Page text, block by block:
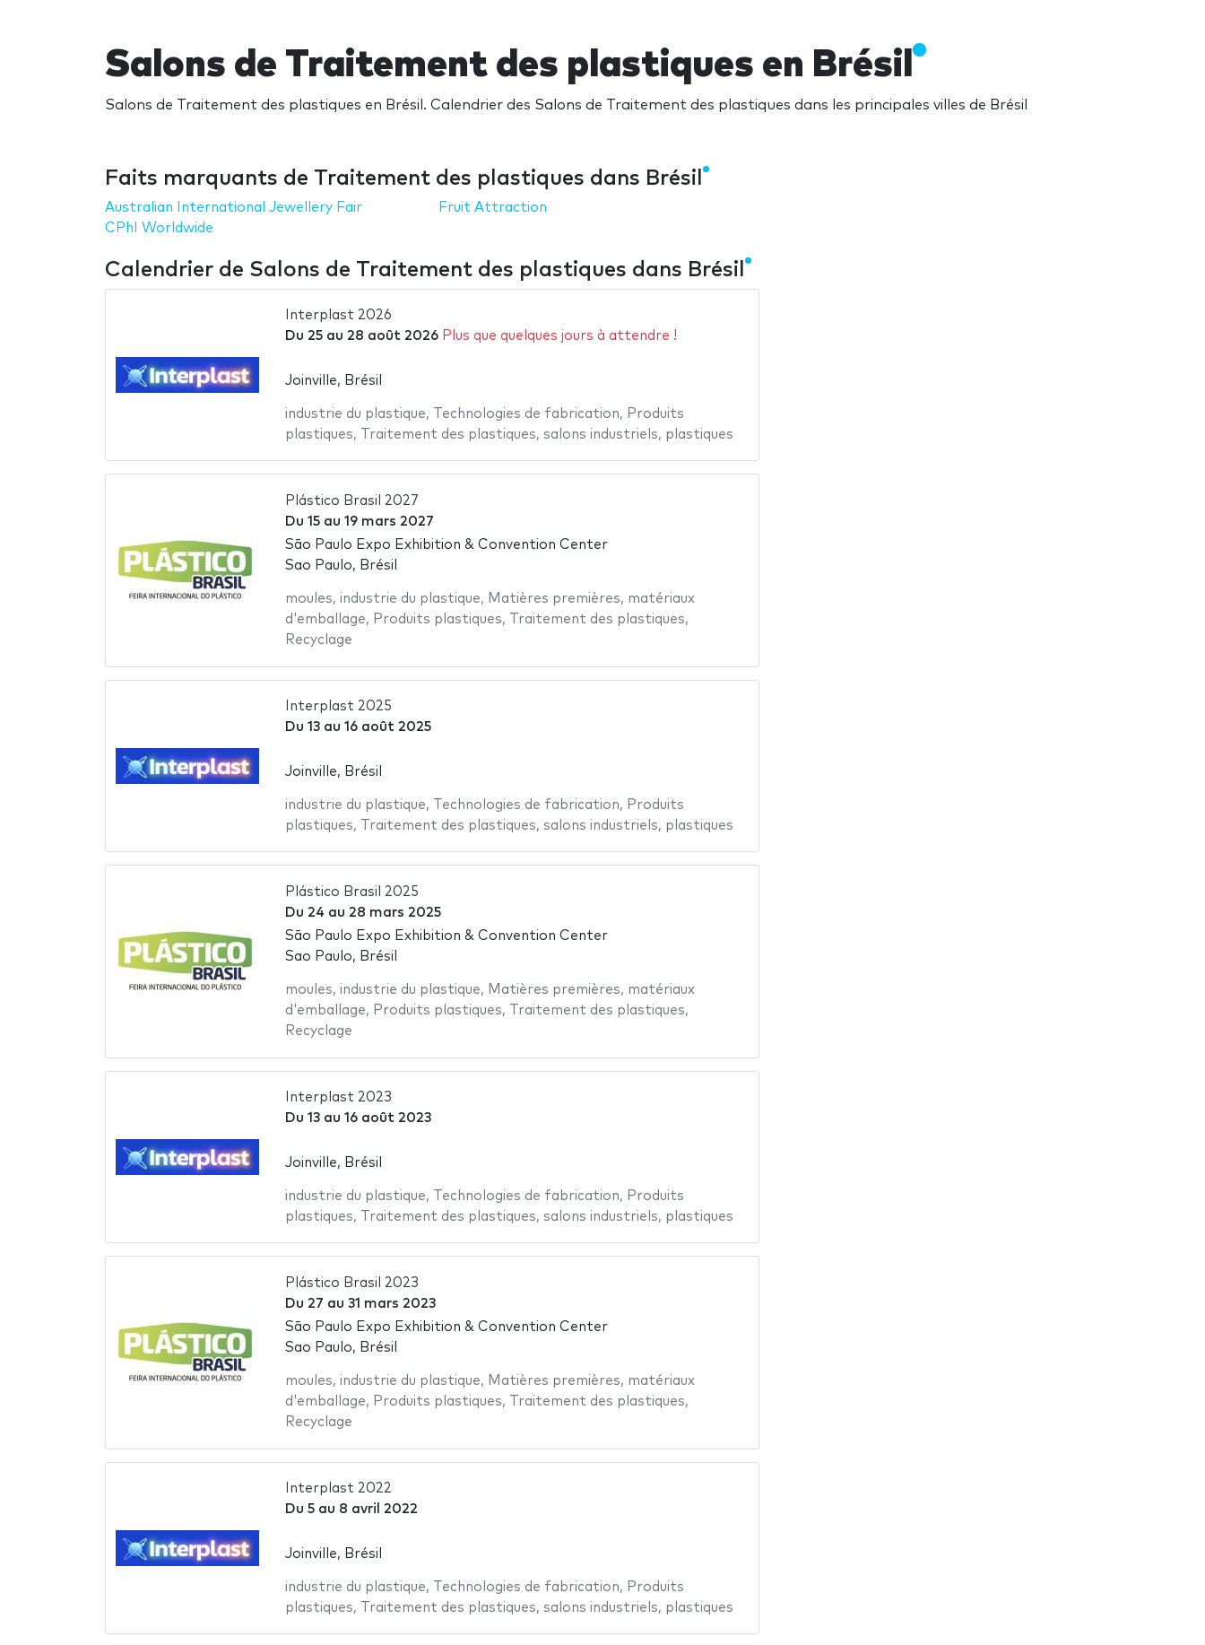
Salons de Traitement des plastiques en Brésil
Salons de Traitement des plastiques en Brésil. Calendrier des Salons de Traitement des plastiques dans les principales villes de Brésil
Faits marquants de Traitement des plastiques dans Brésil
Australian International Jewellery Fair
CPhI Worldwide
Fruit Attraction
Calendrier de Salons de Traitement des plastiques dans Brésil
Interplast 2026
Du 25au 28 août 2026 Plus que quelques jours à attendre !
Joinville, Brésil
industrie du plastique, Technologies de fabrication, Produits
plastiques, Traitement des plastiques, salons industriels, plastiques
Plástico Brasil 2027
Du 15au 19 mars 2027
São Paulo Expo Exhibition & Convention Center
Sao Paulo, Brésil
moules, industrie du plastique, Matières premières, matériaux
d'emballage, Produits plastiques, Traitement des plastiques,
Recyclage
Interplast 2025
Du 13au 16 août 2025
Joinville, Brésil
industrie du plastique, Technologies de fabrication, Produits
plastiques, Traitement des plastiques, salons industriels, plastiques
Plástico Brasil 2025
Du 24 au 28 mars 2025
São Paulo Expo Exhibition & Convention Center
Sao Paulo, Brésil
moules, industrie du plastique, Matières premières, matériaux
d'emballage, Produits plastiques, Traitement des plastiques,
Recyclage
Interplast 2023
Du 13au 16 août 2023
Joinville, Brésil
industrie du plastique, Technologies de fabrication, Produits
plastiques, Traitement des plastiques, salons industriels, plastiques
Plástico Brasil 2023
Du 27 au 31 mars 2023
São Paulo Expo Exhibition & Convention Center
Sao Paulo, Brésil
moules, industrie du plastique, Matières premières, matériaux
d'emballage, Produits plastiques, Traitement des plastiques,
Recyclage
Interplast 2022
Du 5au 8 avril 2022
Joinville, Brésil
industrie du plastique, Technologies de fabrication, Produits
plastiques, Traitement des plastiques, salons industriels, plastiques